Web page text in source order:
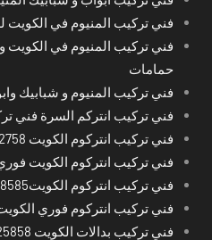
فني تركيب المنيوم في الكويت
فني تركيب المنيوم في الكويت
حمامات
فني تركيب المنيوم و شبابيك
فني تركيب انتركم السرة فني
فني تركيب انتركوم الكويت 69622758 فوري
فني تركيب انتركوم الكويت
فني تركيب انتركوم الكويت66428585
فني تركيب انتركوم فوري
فني تركيب بدالات الكويت 66425858